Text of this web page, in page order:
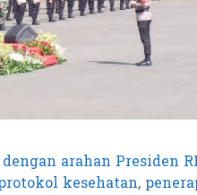
arahan Presiden
kesehatan,